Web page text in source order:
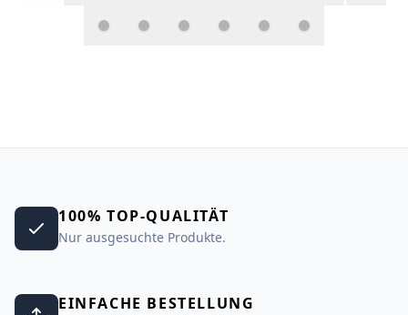
100% TOP-QUALITÄT
Nur ausgesuchte Produkte.
EINFACHE BESTELLUNG